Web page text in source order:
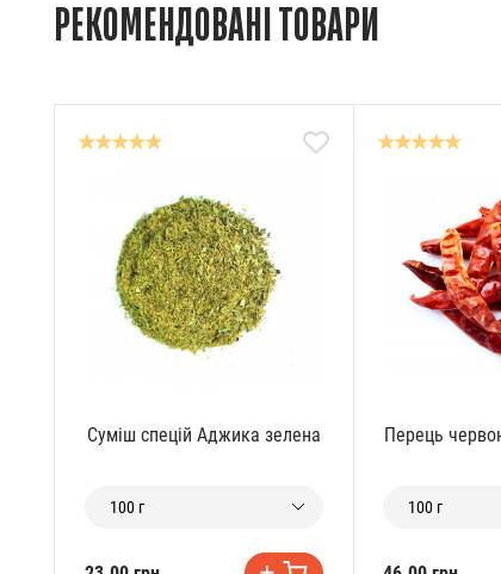
РЕКОМЕНДОВАНІ ТОВАРИ
Суміш спецій Аджика зелена
100 г
Перець
100 г